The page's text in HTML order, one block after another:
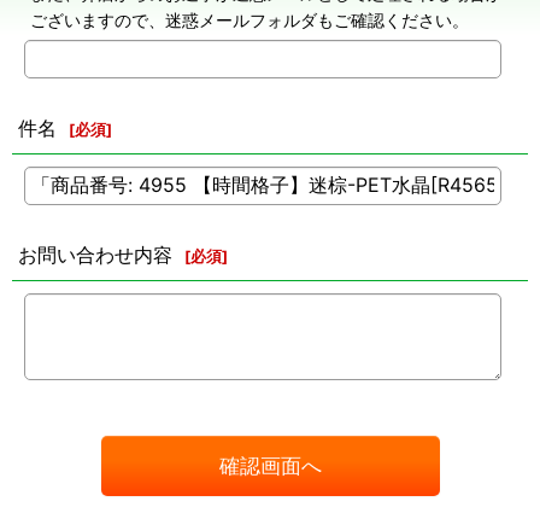
ございますので、迷惑メールフォルダもご確認ください。
件名 [必須]
お問い合わせ内容 [必須]
確認画面へ